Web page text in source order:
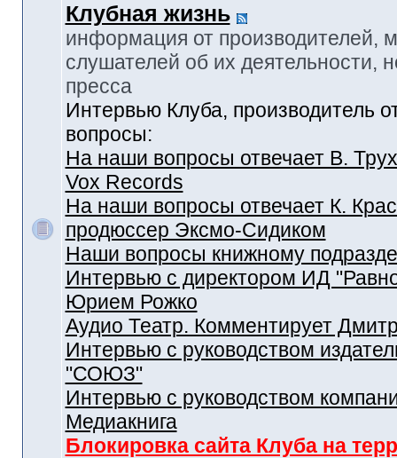
Клубная жизнь
информация от производителей,
слушателей об их деятельности,
пресса
Интервью Клуба, производитель
вопросы:
На наши вопросы отвечает В.
Vox Records
На наши вопросы отвечает К.
продюссер Эксмо-Сидиком
Наши вопросы книжному
Интервью с директором ИД
Юрием Рожко
Аудио Театр. Комментирует
Интервью с руководством
"СОЮЗ"
Интервью с руководством
Медиакнига
Блокировка сайта Клуба на